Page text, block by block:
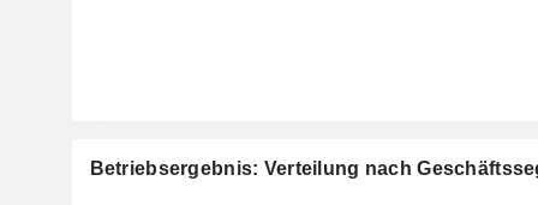
Betriebsergebnis: Verteilung nach